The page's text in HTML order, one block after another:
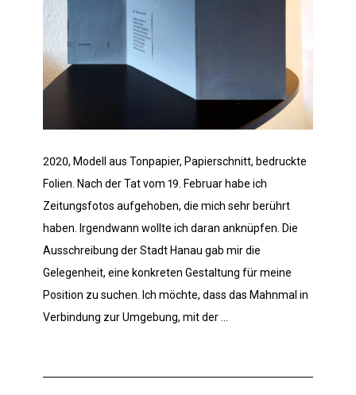
2020, Modell aus Tonpapier, Papierschnitt, bedruckte
Folien. Nach der Tat vom 19. Februar habe ich
Zeitungsfotos aufgehoben, die mich sehr berührt
haben. Irgendwann wollte ich daran anknüpfen. Die
Ausschreibung der Stadt Hanau gab mir die
Gelegenheit, eine konkreten Gestaltung für meine
Position zu suchen. Ich möchte, dass das Mahnmal in
Verbindung zur Umgebung, mit der …